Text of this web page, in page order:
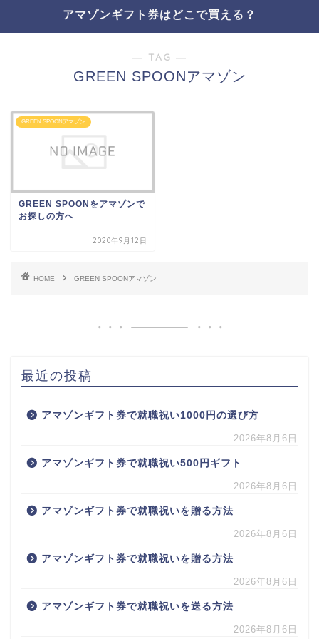
アマゾンギフト券はどこで買える？
― TAG ―
GREEN SPOONアマゾン
GREEN SPOONアマゾン
GREEN SPOONをアマゾンで
お探しの方へ
2020年9月12日
HOME GREEN SPOONアマゾン
最近の投稿
アマゾンギフト券で就職祝い1000円の選び方
2026年8月6日
アマゾンギフト券で就職祝い500円ギフト
2026年8月6日
アマゾンギフト券で就職祝いを贈る方法
2026年8月6日
アマゾンギフト券で就職祝いを贈る方法
2026年8月6日
アマゾンギフト券で就職祝いを送る方法
2026年8月6日